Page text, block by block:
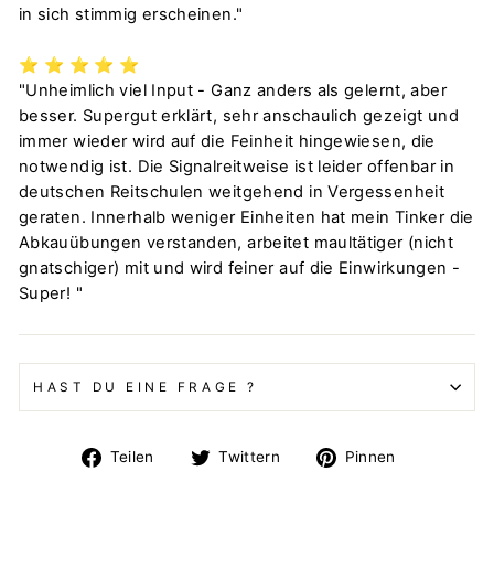
in sich stimmig erscheinen."
⭐️ ⭐️ ⭐️ ⭐️ ⭐️
"Unheimlich viel Input - Ganz anders als gelernt, aber
besser. Supergut erklärt, sehr anschaulich gezeigt und
immer wieder wird auf die Feinheit hingewiesen, die
notwendig ist. Die Signalreitweise ist leider offenbar in
deutschen Reitschulen weitgehend in Vergessenheit
geraten. Innerhalb weniger Einheiten hat mein Tinker die
Abkauübungen verstanden, arbeitet maultätiger (nicht
gnatschiger) mit und wird feiner auf die Einwirkungen -
Super! "
HAST DU EINE FRAGE ?
Teilen
Auf
Twittern
Auf
Pinnen